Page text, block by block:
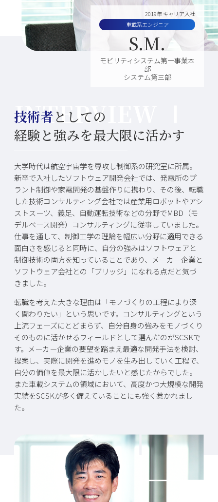
働き方・福利厚生
募集要項
2019年 キャリア入社
車載系エンジニア
S.M.
モビリティシステム第一事業本
部
システム第三部
技術者としての
経験と強みを最大限に活かす
大学時代は航空宇宙学を専攻し制御系の研究室に所属。
新卒で入社したソフトウェア開発会社では、発電所のプ
ラント制御や家電開発の基盤作りに携わり、その後、転職
した技術コンサルティング会社では産業用ロボットやアシ
ストスーツ、義足、自動運転技術などの分野でMBD（モ
デルベース開発）コンサルティングに従事していました。
仕事を通して、制御工学の理論を幅広い分野に適用できる
面白さを感じると同時に、自分の強みはソフトウェアと
制御技術の両方を知っていることであり、メーカー企業と
ソフトウェア会社との「ブリッジ」になれる点だと気づ
きました。
転職を考えた大きな理由は「モノづくりの工程により深
く関わりたい」という思いです。コンサルティングという
上流フェーズにとどまらず、自分自身の強みをモノづくり
そのものに活かせるフィールドとして選んだのがSCSKで
す。メーカー企業の要望を踏まえ最適な開発手法を検討、
提案し、実際に開発を進めモノを生み出していく工程で、
自分の価値を最大限に活かしたいと感じたからでした。
また車載システムの領域において、高度かつ大規模な開発
実績をSCSKが多く備えていることにも強く惹かれまし
た。